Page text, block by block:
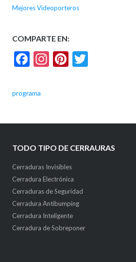
Mejores Videoporteros
COMPARTE EN:
Facebook
Instagram
Pinterest
Twitter
programa
TODO TIPO DE CERRAURAS
Cerraduras Invisibles
Cerradura Electrónica
Cerraduras de Seguridad
Cerradura Antibumping
Cerradura Inteligente
Cerradura de Sobreponer